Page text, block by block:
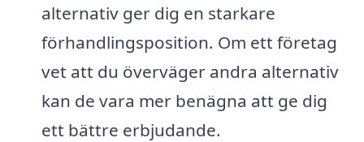
alternativ ger dig en starkare
förhandlingsposition. Om ett företag
vet att du överväger andra alternativ
kan de vara mer benägna att ge dig
ett bättre erbjudande.